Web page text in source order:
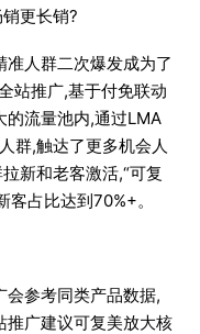
更长销?
人群二次爆发成为了
站推广,基于付免联动
的流量池内,通过LMA
群,触达了更多机会人
新和老客激活,“可复
占比达到70%+。
会参考同类产品数据,
推广建议可复美放大核